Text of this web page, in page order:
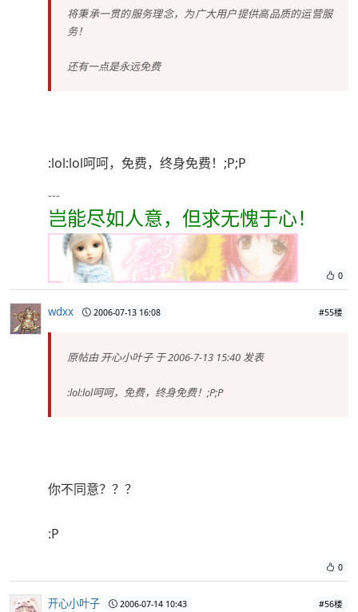
将秉承一贯的服务理念，为广大用户提供高品质的运营服
务！
还有一点是永远免费
:lol:lol呵呵，免费，终身免费！;P;P
---
岂能尽如人意，但求无愧于心！
0
wdxx 2006-07-13 16:08 #55楼
原帖由开心小叶子于 2006-7-13 15:40 发表
:lol:lol呵呵，免费，终身免费！;P;P
你不同意？？？
:P
0
开心小叶子 2006-07-14 10:43 #56楼